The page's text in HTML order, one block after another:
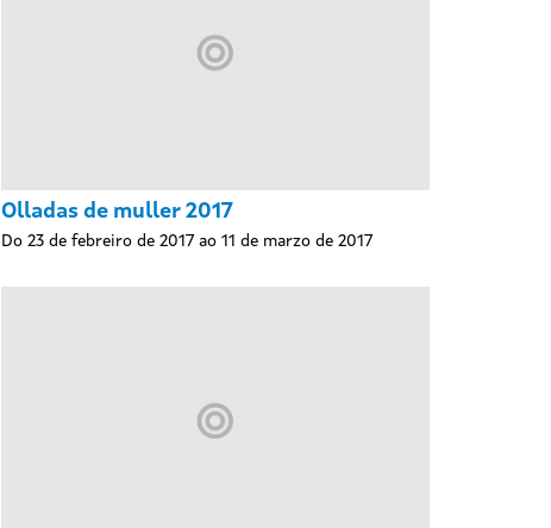
Olladas de muller 2017
Do 23 de febreiro de 2017 ao 11 de marzo de 2017